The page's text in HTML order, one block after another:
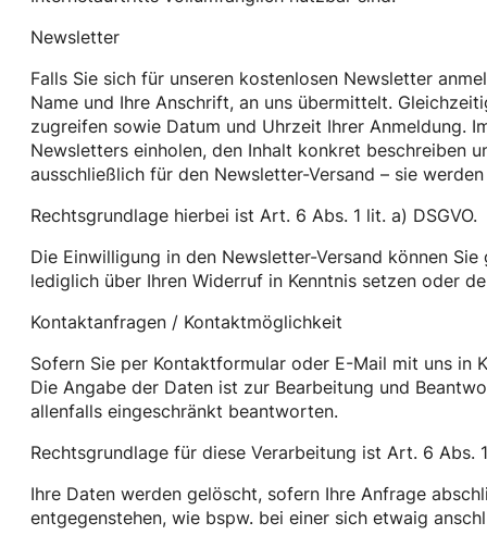
Newsletter
Falls Sie sich für unseren kostenlosen Newsletter
Name und Ihre Anschrift, an uns übermittelt.
zugreifen sowie Datum und Uhrzeit Ihrer Anmeldung.
Newsletters einholen, den Inhalt konkret beschreiben
ausschließlich für den Newsletter-Versand – sie
Rechtsgrundlage hierbei ist Art. 6 Abs. 1 lit. a) DSGVO.
Die Einwilligung in den Newsletter-Versand können
lediglich über Ihren Widerruf in Kenntnis setzen oder
Kontaktanfragen / Kontaktmöglichkeit
Sofern Sie per Kontaktformular oder E-Mail mit uns in
Die Angabe der Daten ist zur Bearbeitung und
allenfalls eingeschränkt beantworten.
Rechtsgrundlage für diese Verarbeitung ist Art. 6 Abs.
Ihre Daten werden gelöscht, sofern Ihre Anfrage
entgegenstehen, wie bspw. bei einer sich etwaig